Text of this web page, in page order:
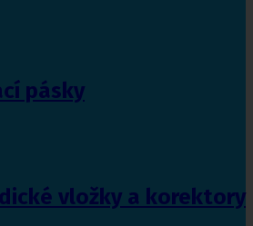
pásky
vložky a korektory